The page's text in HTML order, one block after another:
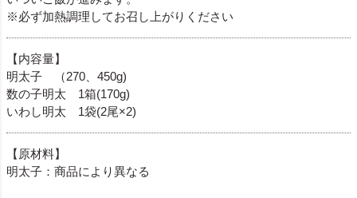
※必ず加熱調理してお召し上がりください
【内容量】
明太子 （270、450g)
数の子明太 1箱(170g)
いわし明太 1袋(2尾×2)
【原材料】
明太子：商品により異なる